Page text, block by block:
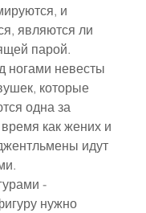
и
являются ли
парой.
ногами невесты
которые
одна за
время как жених и
идут
-
нужно